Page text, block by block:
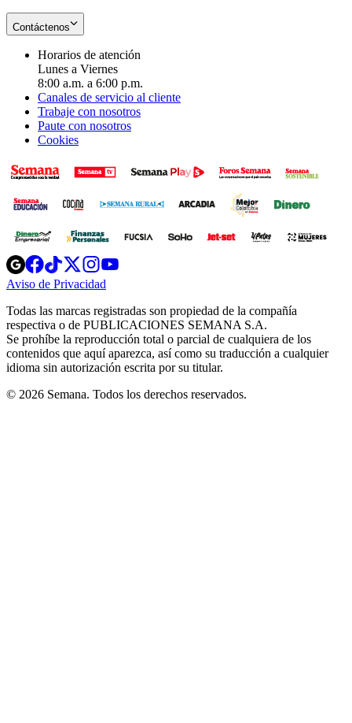
Contáctenos
Horarios de atención
Lunes a Viernes
8:00 a.m. a 6:00 p.m.
Canales de servicio al cliente
Trabaje con nosotros
Paute con nosotros
Cookies
Opens
in
new
Opens
in
new
Opens
in
new
window
Opens
new
windowwindow
Aviso de Privacidad
new
window
Todas las marcas registradas son propiedad de la compañía
respectiva o de PUBLICACIONES SEMANA S.A.
Se prohíbe la reproducción total o parcial de cualquiera de los
contenidos que aquí aparezca, así como su traducción a cualquier
idioma sin autorización escrita por su titular.
© 2026 Semana. Todos los derechos reservados.